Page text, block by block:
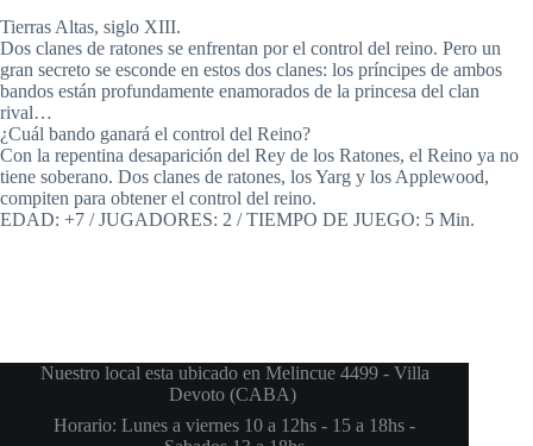
Tierras Altas, siglo XIII.
Dos clanes de ratones se enfrentan por el control del reino. Pero un
gran secreto se esconde en estos dos clanes: los príncipes de ambos
bandos están profundamente enamorados de la princesa del clan
rival…
¿Cuál bando ganará el control del Reino?
Con la repentina desaparición del Rey de los Ratones, el Reino ya no
tiene soberano. Dos clanes de ratones, los Yarg y los Applewood,
compiten para obtener el control del reino.
EDAD: +7 / JUGADORES: 2 / TIEMPO DE JUEGO: 5 Min.
Nuestro local esta ubicado en Melincue 4499 - Villa
Devoto (CABA)
Horario: Lunes a viernes 10 a 12hs - 15 a 18hs -